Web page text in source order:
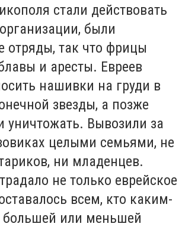
стали действовать
были
отряды, так что фрицы
и аресты. Евреев
нашивки на груди в
звезды, а позже
уничтожать. Вывозили за
целыми семьями, не
ни младенцев.
не только еврейское
всем, кто каким-
большей или меньшей